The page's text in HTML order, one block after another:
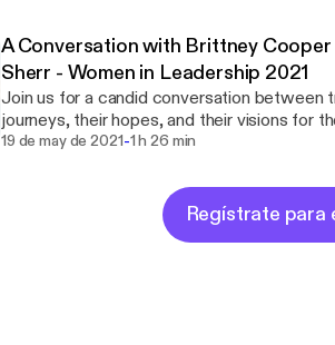
A Conversation with Brittney
Sherr - Women in Leadership 2021
Join us for a candid conversation between
journeys, their hopes, and their visions for
Cooper, astronaut and scientist Kathy
others. Series: "Women in Science"
19 de may de 2021-1 h 26 min
Regístrate para